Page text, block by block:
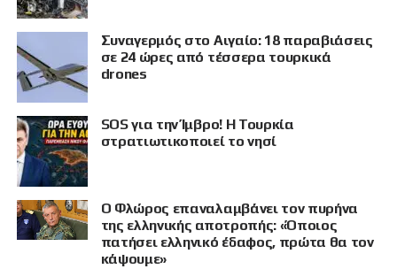
Συναγερμός στο Αιγαίο: 18 παραβιάσεις
σε 24 ώρες από τέσσερα τουρκικά
drones
SOS για την Ίμβρο! Η Τουρκία
στρατιωτικοποιεί το νησί
Ο Φλώρος επαναλαμβάνει τον πυρήνα
της ελληνικής αποτροπής: «Όποιος
πατήσει ελληνικό έδαφος, πρώτα θα τον
κάψουμε»